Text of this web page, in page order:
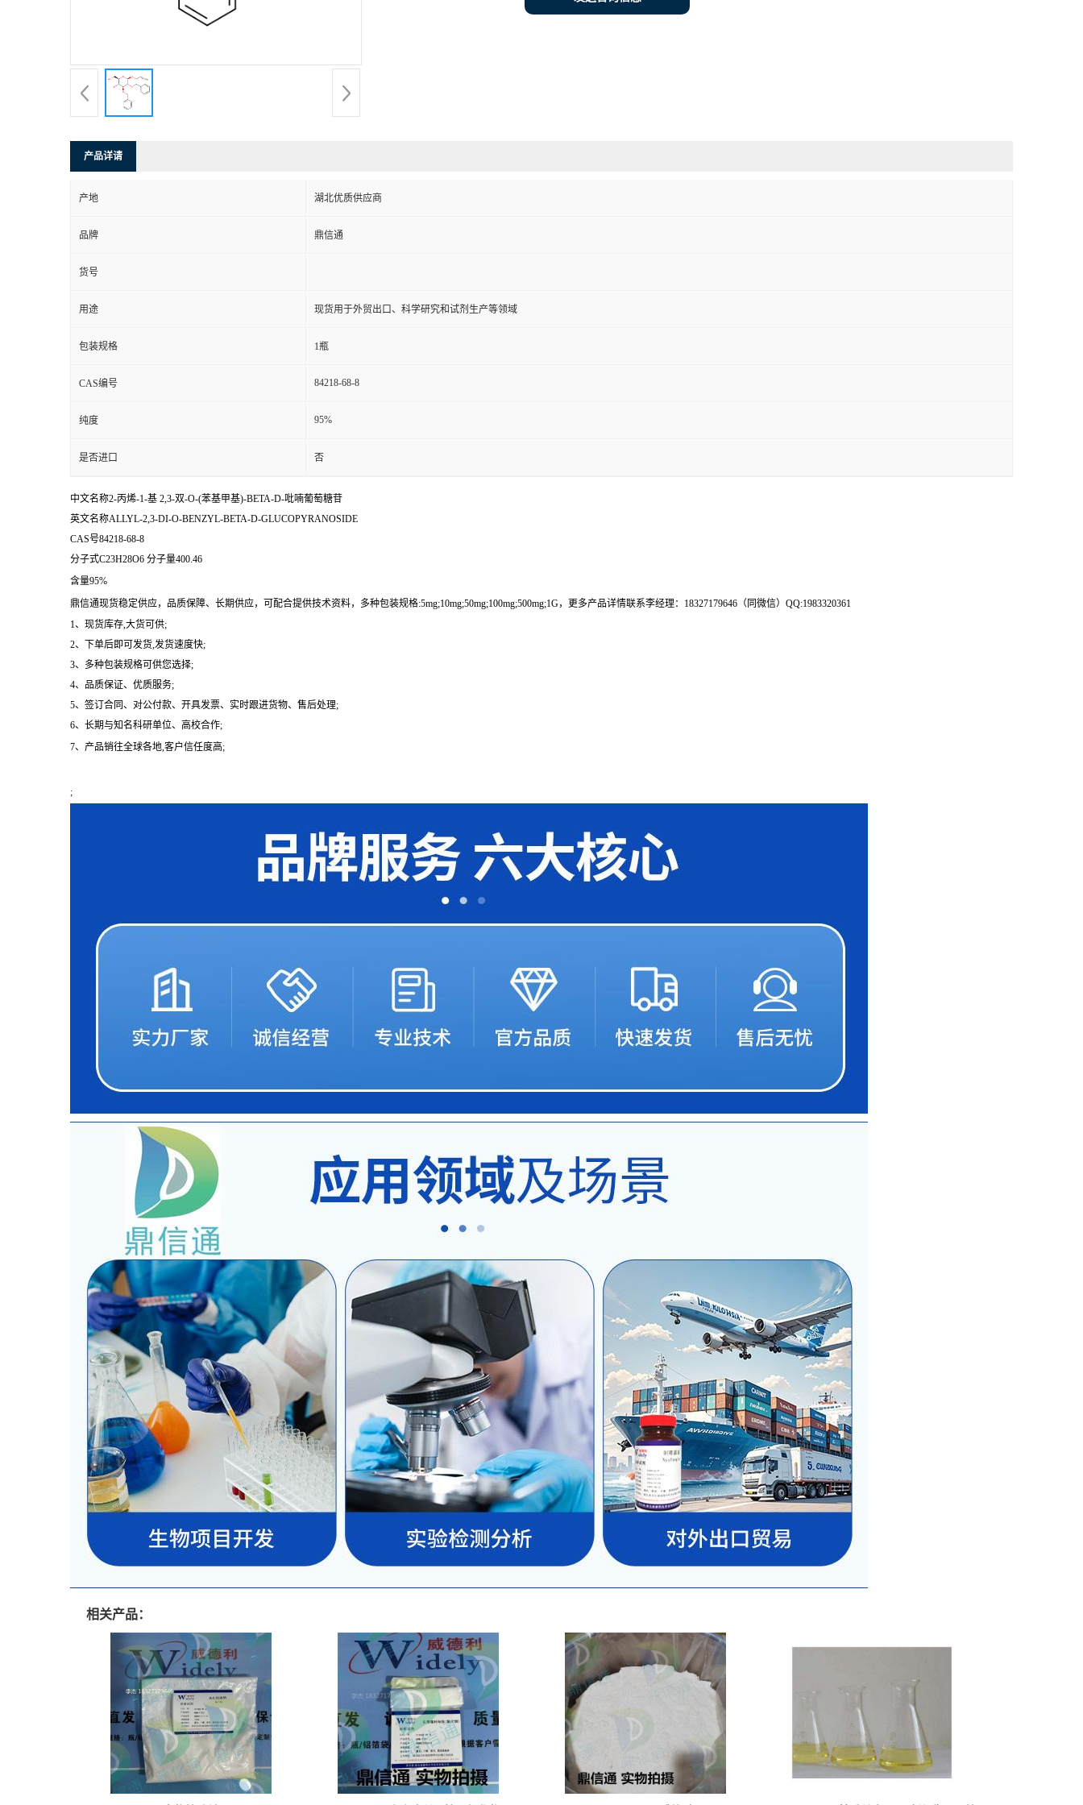
产品详请
产地 湖北优质供应商
品牌 鼎信通
货号
用途 现货用于外贸出口、科学研究和试剂生产等领域
包装规格 1瓶
CAS编号 84218-68-8
纯度 95%
是否进口 否
中文名称2-丙烯-1-基 2,3-双-O-(苯基甲基)-BETA-D-吡喃葡萄糖苷
英文名称ALLYL-2,3-DI-O-BENZYL-BETA-D-GLUCOPYRANOSIDE
CAS号84218-68-8
分子式C23H28O6 分子量400.46
含量95%
鼎信通现货稳定供应，品质保障、长期供应，可配合提供技术资料，多种包装规格:5mg;10mg;50mg;100mg;500mg;1G，更多产品详情联系李经理：18327179646（同微信）QQ:1983320361
1、现货库存,大货可供;
2、下单后即可发货,发货速度快;
3、多种包装规格可供您选择;
4、品质保证、优质服务;
5、签订合同、对公付款、开具发票、实时跟进货物、售后处理;
6、长期与知名科研单位、高校合作;
7、产品销往全球各地,客户信任度高;
;
相关产品：